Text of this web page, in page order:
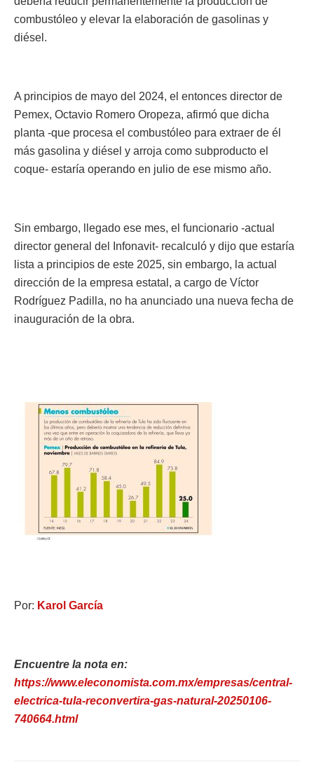
combustóleo y elevar la elaboración de gasolinas y
diésel.
A principios de mayo del 2024, el entonces director de
Pemex, Octavio Romero Oropeza, afirmó que dicha
planta -que procesa el combustóleo para extraer de él
más gasolina y diésel y arroja como subproducto el
coque- estaría operando en julio de ese mismo año.
Sin embargo, llegado ese mes, el funcionario -actual
director general del Infonavit- recalculó y dijo que estaría
lista a principios de este 2025, sin embargo, la actual
dirección de la empresa estatal, a cargo de Víctor
Rodríguez Padilla, no ha anunciado una nueva fecha de
inauguración de la obra.
Por: Karol García
Encuentre la nota en:
https://www.eleconomista.com.mx/empresas/central-
electrica-tula-reconvertira-gas-natural-20250106-
740664.html